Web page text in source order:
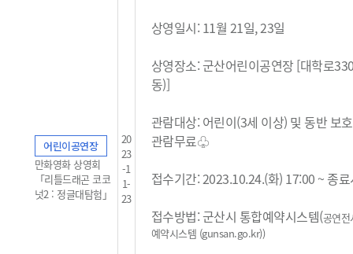
어린이공연장
만화영화 상영회
「리틀드래곤 코코
넛2 : 정글대탐험」
20
23
-1
1-
23
상영일시: 11월 21일, 23일
상영장소: 군산어린이공연장 [대학로
동)]
관람대상: 어린이(3세 이상) 및 동반 보
관람무료♧
접수기간: 2023.10.24.(화) 17:00 ~ 종
접수방법: 군산시 통합예약시스템(공연
예약시스템 (gunsan.go.kr))